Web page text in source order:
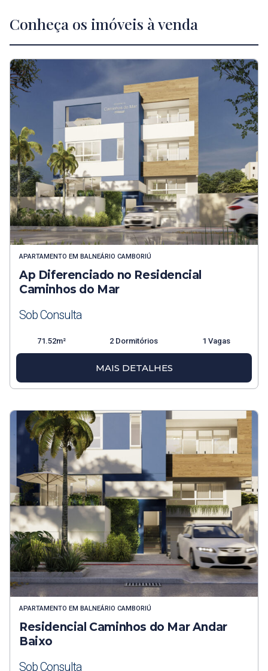
Conheça os imóveis à venda
APARTAMENTO EM BALNEÁRIO CAMBORIÚ
Ap Diferenciado no Residencial
Caminhos do Mar
Sob Consulta
71.52m² 2 Dormitórios 1 Vagas
MAIS DETALHES
APARTAMENTO EM BALNEÁRIO CAMBORIÚ
Residencial Caminhos do Mar Andar
Baixo
Sob Consulta